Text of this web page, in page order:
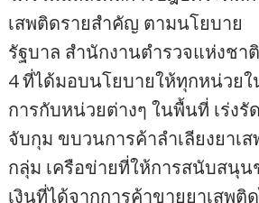
เสพติดรายสำคัญ ตามนโยบาย
รัฐบาล สำนักงานตำรวจแห่งช
4 ที่ได้มอบนโยบายให้ทุกหน่วย
การกับหน่วยต่างๆ ในพื้นที่ เร่ง
จับกุม ขบวนการค้าลำเลียงยาเ
กลุ่ม เครือข่ายที่ให้การสนับสนุน
เงินที่ได้จากการค้าขายยาเสพ